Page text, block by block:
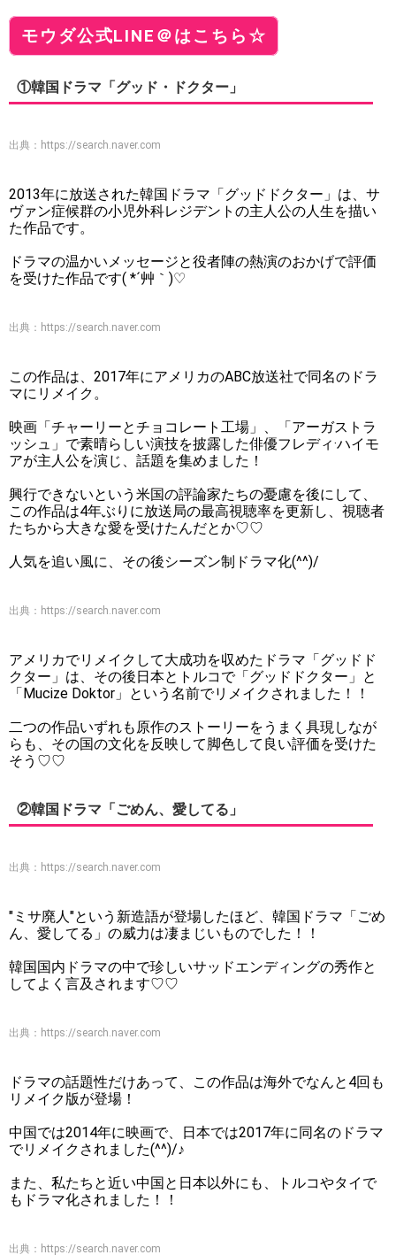
モウダ公式LINE＠はこちら☆
①韓国ドラマ「グッド・ドクター」
出典： https://search.naver.com
2013年に放送された韓国ドラマ「グッドドクター」は、サ
ヴァン症候群の小児外科レジデントの主人公の人生を描い
た作品です。
ドラマの温かいメッセージと役者陣の熱演のおかげで評価
を受けた作品です( *´艸｀)♡
出典： https://search.naver.com
この作品は、2017年にアメリカのABC放送社で同名のドラ
マにリメイク。
映画「チャーリーとチョコレート工場」、「アーガストラ
ッシュ」で素晴らしい演技を披露した俳優フレディ·ハイモ
アが主人公を演じ、話題を集めました！
興行できないという米国の評論家たちの憂慮を後にして、
この作品は4年ぶりに放送局の最高視聴率を更新し、視聴者
たちから大きな愛を受けたんだとか♡♡
人気を追い風に、その後シーズン制ドラマ化(^^)/
出典： https://search.naver.com
アメリカでリメイクして大成功を収めたドラマ「グッドド
クター」は、その後日本とトルコで「グッドドクター」と
「Mucize Doktor」という名前でリメイクされました！！
二つの作品いずれも原作のストーリーをうまく具現しなが
らも、その国の文化を反映して脚色して良い評価を受けた
そう♡♡
②韓国ドラマ「ごめん、愛してる」
出典： https://search.naver.com
"ミサ廃人"という新造語が登場したほど、韓国ドラマ「ごめ
ん、愛してる」の威力は凄まじいものでした！！
韓国国内ドラマの中で珍しいサッドエンディングの秀作と
してよく言及されます♡♡
出典： https://search.naver.com
ドラマの話題性だけあって、この作品は海外でなんと4回も
リメイク版が登場！
中国では2014年に映画で、日本では2017年に同名のドラマ
でリメイクされました(^^)/♪
また、私たちと近い中国と日本以外にも、トルコやタイで
もドラマ化されました！！
出典： https://search.naver.com